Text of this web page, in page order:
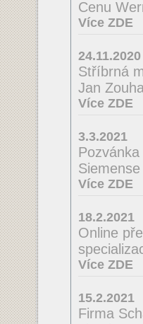
Cenu
Více ZDE
24.11.2020
Stříbrná
Jan
Více ZDE
3.3.2021
Více ZDE
18.2.2021
Online
Více ZDE
15.2.2021
Firma